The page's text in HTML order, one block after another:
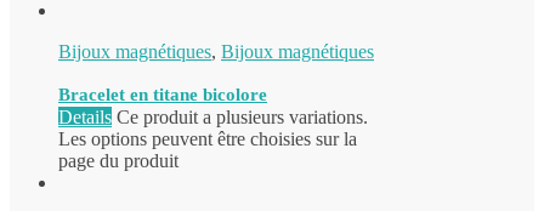
Bijoux magnétiques, Bijoux magnétiques
Bracelet en titane bicolore
Details Ce produit a plusieurs variations.
Les options peuvent être choisies sur la
page du produit